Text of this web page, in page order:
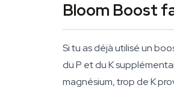
Bloom Boost
Si tu as déjà utilisé un
du P et du K
magnésium, trop de K